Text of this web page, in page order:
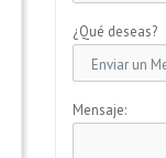
¿Qué deseas?
Mensaje: